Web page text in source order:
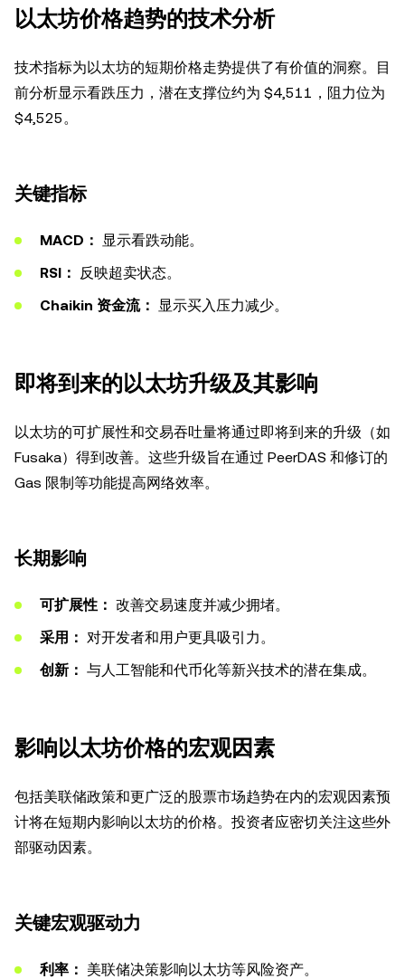
以太坊价格趋势的技术分析
技术指标为以太坊的短期价格走势提供了有价值的洞察。目
前分析显示看跌压力，潜在支撑位约为 $4,511，阻力位为
$4,525。
关键指标
MACD：
显示看跌动能。
RSI： 反映超卖状态。
Chaikin 资金流：
显示买入压力减少。
即将到来的以太坊升级及其影响
以太坊的可扩展性和交易吞吐量将通过即将到来的升级（如
Fusaka）得到改善。这些升级旨在通过 PeerDAS 和修订的
Gas 限制等功能提高网络效率。
长期影响
可扩展性： 改善交易速度并减少拥堵。
采用： 对开发者和用户更具吸引力。
创新： 与人工智能和代币化等新兴技术的潜在集成。
影响以太坊价格的宏观因素
包括美联储政策和更广泛的股票市场趋势在内的宏观因素预
计将在短期内影响以太坊的价格。投资者应密切关注这些外
部驱动因素。
关键宏观驱动力
利率： 美联储决策影响以太坊等风险资产。